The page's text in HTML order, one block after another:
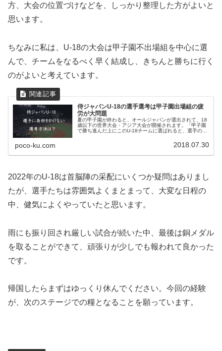
方、大会の位置づけなどを、しっかり整理した方がよいと
思います。
ちなみに私は、U-18の大会は甲子園不出場組を中心に選
んで、チームをなるべく早く結成し、きちんと勝ちに行く
のがよいと考えています。
侍ジャパンU-18の選手選考は甲子園出場組の疲
労が大問題
夏の甲子園が終わると、オールジャパンが選出されて、18
歳以下の世界大会・アジア大会が開催されます。「甲子園
で勝ち進んだ上にこのU-18チームに選ばれると、選手の負
poco-ku.com 2018.07.30
2022年のU-18は首脳陣の采配にいくつか疑問はありまし
たが、選手たちは雰囲気よくまとまって、大変な日程の
中、健気によくやっていたと思います。
雨にも振り回され厳しい試合が続いた中、最後は銅メダル
を取ることができて、頑張りが少しでも報われて良かった
です。
帰国したらまずはゆっくり休んでください。今回の経験
が、次のステージでの糧となることを願っています。